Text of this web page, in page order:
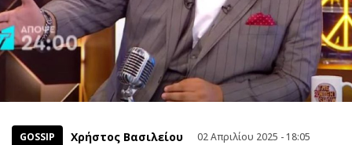
GOSSIP Χρήστος Βασιλείου 02 Απριλίου 2025 - 18:05